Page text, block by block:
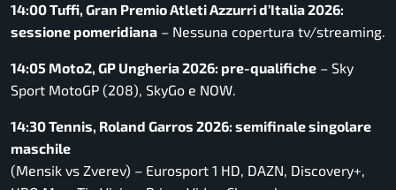
14:00 Tuffi, Gran Premio Atleti Azzurri d’Italia 2026:
sessione pomeridiana – Nessuna copertura tv/streaming.
14:05 Moto2, GP Ungheria 2026: pre-qualifiche – Sky
Sport MotoGP (208), SkyGo e NOW.
14:30 Tennis, Roland Garros 2026: semifinale singolare
maschile
(Mensik vs Zverev) – Eurosport 1 HD, DAZN, Discovery+,